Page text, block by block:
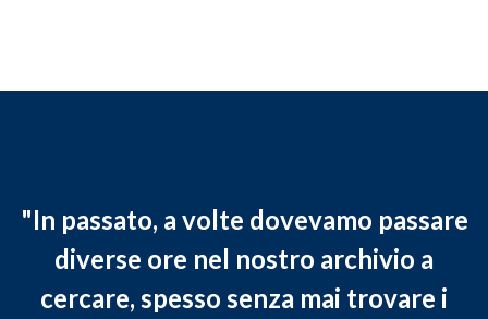
"In passato, a volte dovevamo passare
diverse ore nel nostro archivio a
cercare, spesso senza mai trovare i